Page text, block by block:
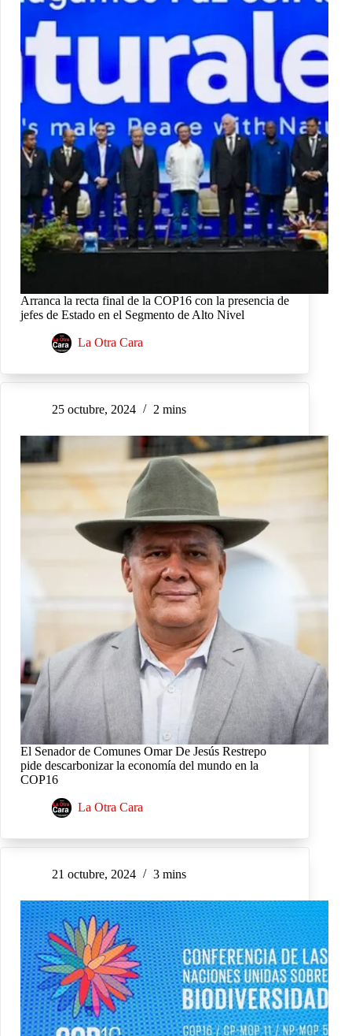
Arranca la recta final de la COP16 con la presencia de
jefes de Estado en el Segmento de Alto Nivel
La Otra Cara
25 octubre, 2024 2 mins
El Senador de Comunes Omar De Jesús Restrepo
pide descarbonizar la economía del mundo en la
COP16
La Otra Cara
21 octubre, 2024 3 mins